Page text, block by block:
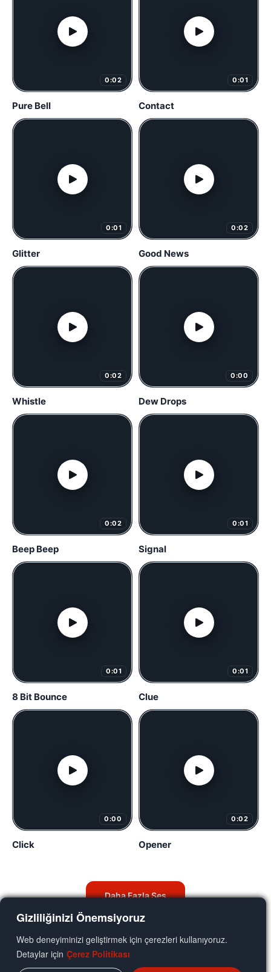
Gizliliğinizi Önemsiyoruz
Web deneyiminizi geliştirmek için çerezleri kullanıyoruz.
Detaylar için Çerez Politikası
0:02
Pure Bell
0:01
Contact
0:01
Glitter
0:02
Good News
0:02
Whistle
0:00
Dew Drops
0:02
Beep Beep
0:01
Signal
0:01
8 Bit Bounce
0:01
Clue
0:00
Click
0:02
Opener
Daha Fazla Ses